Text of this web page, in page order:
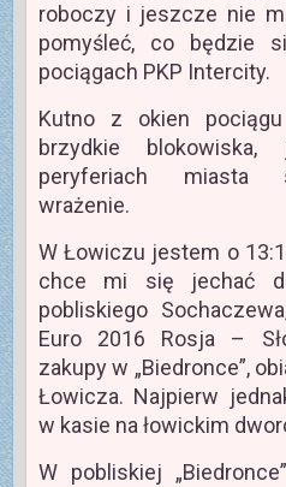
roboczy i jeszcze nie
pomyśleć, co będzie
pociągach PKP Intercity.
Kutno z okien
brzydkie
peryferiach miasta
wrażenie.
W Łowiczu jestem o
chce mi się jechać
pobliskiego
Euro 2016 Rosja –
zakupy w „Biedronce”,
Łowicza. Najpierw
w kasie na łowickim
W pobliskiej